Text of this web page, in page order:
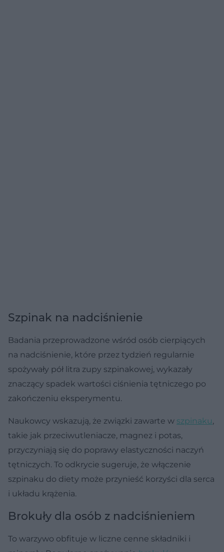
Szpinak na nadciśnienie
Badania przeprowadzone wśród osób cierpiących
na nadciśnienie, które przez tydzień regularnie
spożywały pół litra zupy szpinakowej, wykazały
znaczący spadek wartości ciśnienia tętniczego po
zakończeniu eksperymentu.
Naukowcy wskazują, że związki zawarte w szpinaku,
takie jak przeciwutleniacze, magnez i potas,
przyczyniają się do poprawy elastyczności naczyń
tętniczych. To odkrycie sugeruje, że włączenie
szpinaku do diety może przynieść korzyści dla serca
i układu krążenia.
Brokuły dla osób z nadciśnieniem
To warzywo obfituje w liczne cenne składniki i